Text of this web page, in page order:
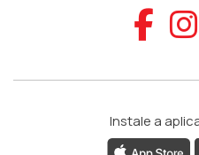
Instale a